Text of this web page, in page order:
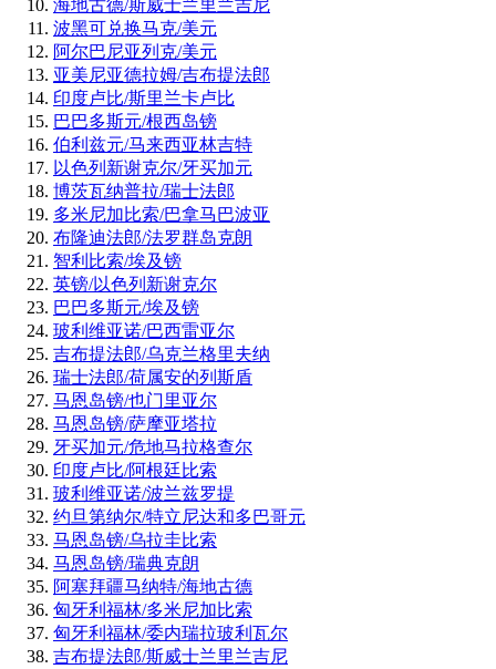
海地古德/斯威士兰里兰吉尼
波黑可兑换马克/美元
阿尔巴尼亚列克/美元
亚美尼亚德拉姆/吉布提法郎
印度卢比/斯里兰卡卢比
巴巴多斯元/根西岛镑
伯利兹元/马来西亚林吉特
以色列新谢克尔/牙买加元
博茨瓦纳普拉/瑞士法郎
多米尼加比索/巴拿马巴波亚
布隆迪法郎/法罗群岛克朗
智利比索/埃及镑
英镑/以色列新谢克尔
巴巴多斯元/埃及镑
玻利维亚诺/巴西雷亚尔
吉布提法郎/乌克兰格里夫纳
瑞士法郎/荷属安的列斯盾
马恩岛镑/也门里亚尔
马恩岛镑/萨摩亚塔拉
牙买加元/危地马拉格查尔
印度卢比/阿根廷比索
玻利维亚诺/波兰兹罗提
约旦第纳尔/特立尼达和多巴哥元
马恩岛镑/乌拉圭比索
马恩岛镑/瑞典克朗
阿塞拜疆马纳特/海地古德
匈牙利福林/多米尼加比索
匈牙利福林/委内瑞拉玻利瓦尔
吉布提法郎/斯威士兰里兰吉尼